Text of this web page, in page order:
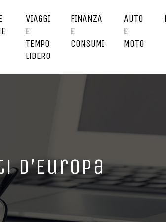
VIAGGI
E
TEMPO
LIBERO
FINANZA
E
CONSUMI
AUTO
E
MOTO